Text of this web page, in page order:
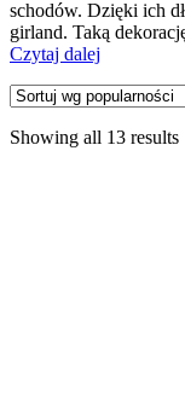
schodów. Dzięki ich
girland. Taką
Czytaj dalej
Showing all 13 results